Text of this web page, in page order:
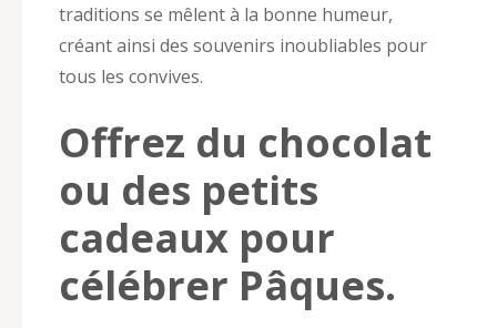
traditions se mêlent à la bonne humeur,
créant ainsi des souvenirs inoubliables pour
tous les convives.
Offrez du chocolat
ou des petits
cadeaux pour
célébrer Pâques.